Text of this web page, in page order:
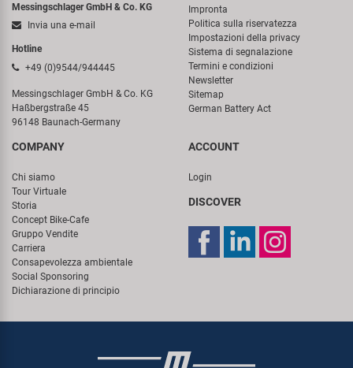
Messingschlager GmbH & Co. KG
Invia una e-mail
Hotline
+49 (0)9544/944445
Messingschlager GmbH & Co. KG
Haßbergstraße 45
96148 Baunach-Germany
Impronta
Politica sulla riservatezza
Impostazioni della privacy
Sistema di segnalazione
Termini e condizioni
Newsletter
Sitemap
German Battery Act
COMPANY
Chi siamo
Tour Virtuale
Storia
Concept Bike-Cafe
Gruppo Vendite
Carriera
Consapevolezza ambientale
Social Sponsoring
Dichiarazione di principio
ACCOUNT
Login
DISCOVER